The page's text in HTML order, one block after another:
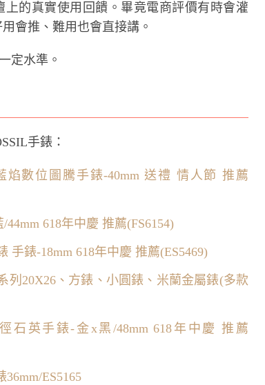
的真實使用回饋。畢竟電商評價有時會灌
會推、難用也會直接講。
定水準。
手錶：
焰數位圖騰手錶-40mm 送禮 情人節 推薦
44mm 618年中慶 推薦(FS6154)
手錶-18mm 618年中慶 推薦(ES5469)
列20X26、方錶、小圓錶、米蘭金屬錶(多款
石英手錶-金x黑/48mm 618年中慶 推薦
36mm/ES5165